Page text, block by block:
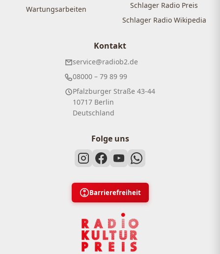
Wartungsarbeiten
Schlager Radio Preis
Schlager Radio Wikipedia
Kontakt
service@radiob2.de
08000 – 79 89 99
Pfalzburger Straße 43-44
10717 Berlin
Deutschland
Folge uns
Barrierefreiheit